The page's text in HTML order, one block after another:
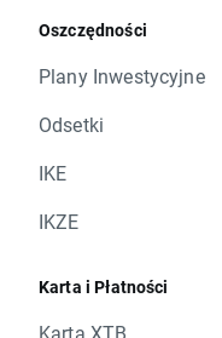
Oszczędności
Plany Inwestycyjne
Odsetki
IKE
IKZE
Karta i Płatności
Karta XTB